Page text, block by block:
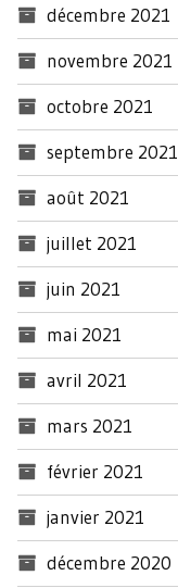
décembre 2021
novembre 2021
octobre 2021
septembre 2021
août 2021
juillet 2021
juin 2021
mai 2021
avril 2021
mars 2021
février 2021
janvier 2021
décembre 2020